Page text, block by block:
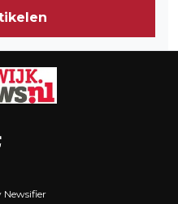
Newsifier